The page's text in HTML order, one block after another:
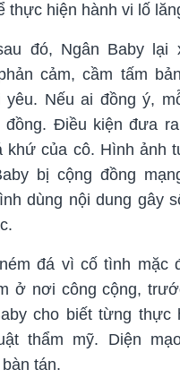
thực hiện hành vi lố
đó, Ngân Baby lại
cảm, cầm tấm
yêu. Nếu ai đồng ý,
đồng. Điều kiện đưa
khứ của cô. Hình ảnh
bị cộng đồng
dùng nội dung gây
đá vì cố tình mặc
ở nơi công cộng,
cho biết từng thực
thẩm mỹ. Diện
tán.